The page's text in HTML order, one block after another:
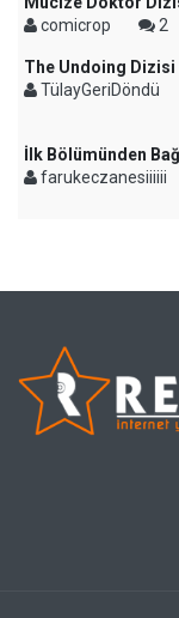
comicrop
2
The Undoing Dizisi
TülayGeriDöndü
İlk Bölümünden
farukeczanesiiiiii